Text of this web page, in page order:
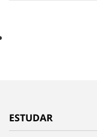
ESTUDAR